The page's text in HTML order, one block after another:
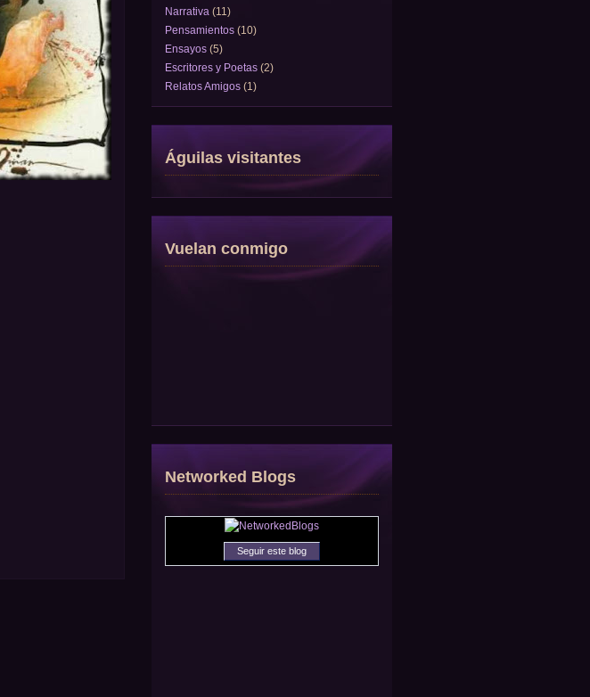
Narrativa (11)
Pensamientos (10)
Ensayos (5)
Escritores y Poetas (2)
Relatos Amigos (1)
Águilas visitantes
Vuelan conmigo
Networked Blogs
Seguir este blog